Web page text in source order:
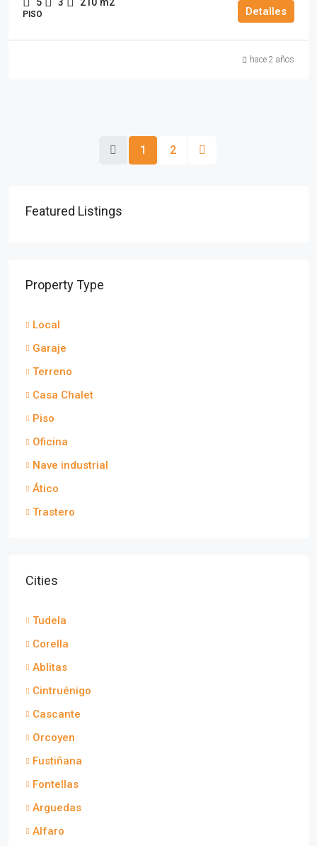
PISO Detalles
hace 2 años
1 2
Featured Listings
Property Type
Local
Garaje
Terreno
Casa Chalet
Piso
Oficina
Nave industrial
Ático
Trastero
Cities
Tudela
Corella
Ablitas
Cintruénigo
Cascante
Orcoyen
Fustiñana
Fontellas
Arguedas
Alfaro